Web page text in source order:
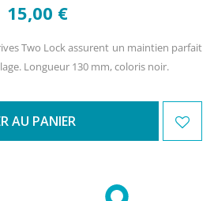
15,00 €
Two Lock assurent un maintien parfait
Longueur 130 mm, coloris noir.
AU PANIER